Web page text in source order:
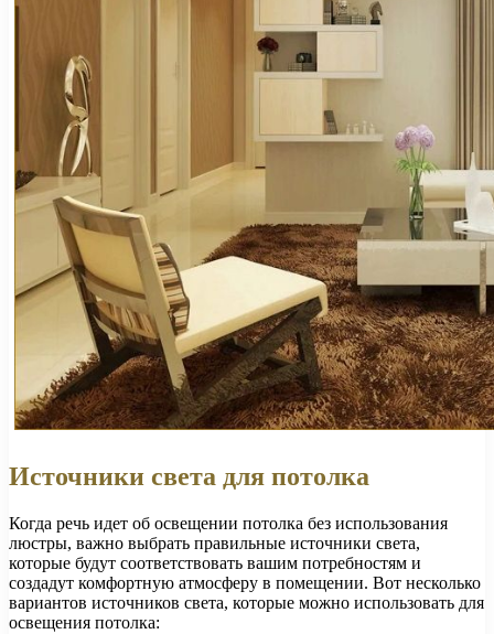
Источники света для потолка
Когда речь идет об освещении потолка без использования
люстры, важно выбрать правильные источники света,
которые будут соответствовать вашим потребностям и
создадут комфортную атмосферу в помещении. Вот несколько
вариантов источников света, которые можно использовать для
освещения потолка: